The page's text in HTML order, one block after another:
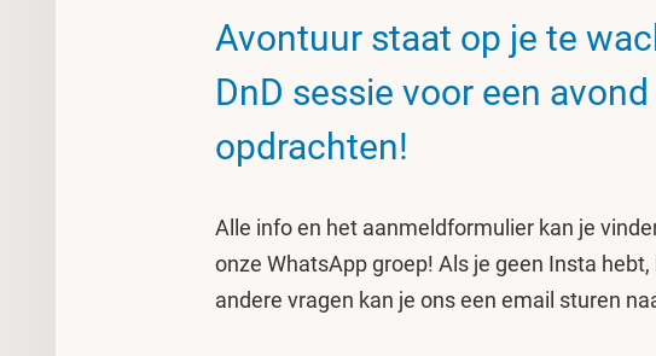
Avontuur staat op je te
DnD sessie voor een
opdrachten!
Alle info en het aanmeldformulier kan je
onze WhatsApp groep! Als je geen Insta hebt,
andere vragen kan je ons een email sturen